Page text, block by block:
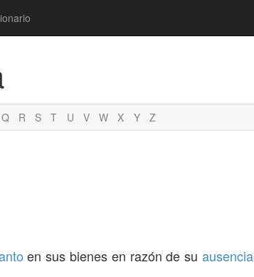
Q R S T U V W X Y Z
en sus bienes en razón de suausencia